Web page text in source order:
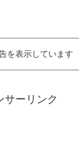
を表示しています
サーリンク